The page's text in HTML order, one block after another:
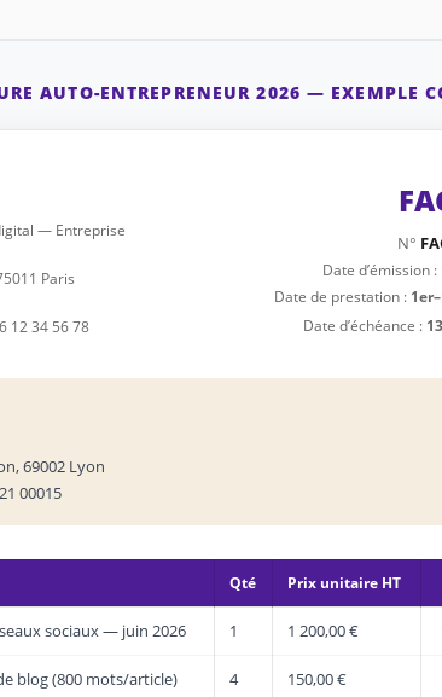
AUTO-ENTREPRENEUR 2026 — EXEMPLE
— Entreprise
Paris
12 34 56 78
N°
Date d’émission :
Date de prestation :
Date d’échéance :
69002 Lyon
00015
Qté Prix unitaire HT
sociaux — juin 2026 1 1 200,00 €
blog (800 mots/article) 4 150,00 €